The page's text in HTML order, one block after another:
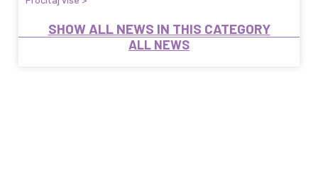
SHOW ALL NEWS IN THIS CATEGORY
ALL NEWS